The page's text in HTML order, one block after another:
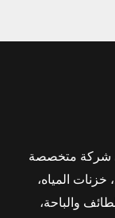
شركة متخصصة
المياه،
والباحة،